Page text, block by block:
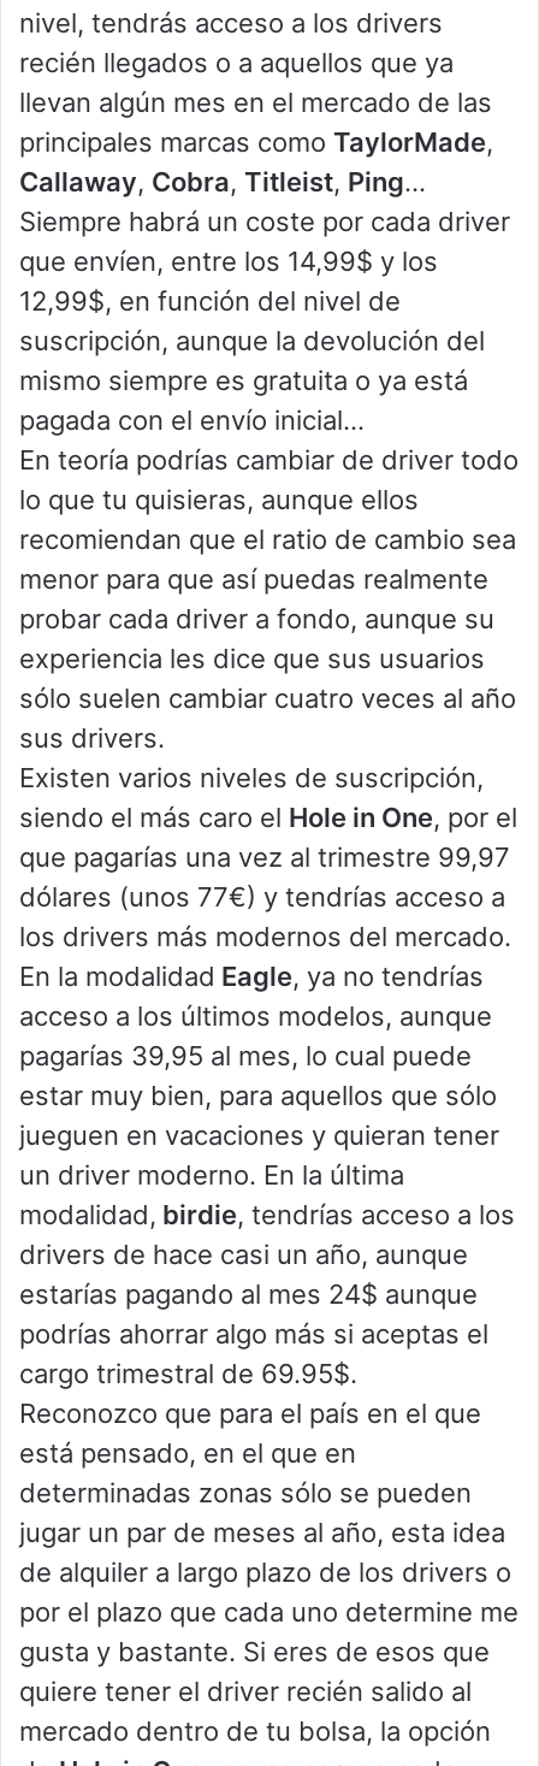
nivel, tendrás acceso a los drivers
recién llegados o a aquellos que ya
llevan algún mes en el mercado de las
principales marcas como TaylorMade,
Callaway, Cobra, Titleist, Ping…
Siempre habrá un coste por cada driver
que envíen, entre los 14,99$ y los
12,99$, en función del nivel de
suscripción, aunque la devolución del
mismo siempre es gratuita o ya está
pagada con el envío inicial…
En teoría podrías cambiar de driver todo
lo que tu quisieras, aunque ellos
recomiendan que el ratio de cambio sea
menor para que así puedas realmente
probar cada driver a fondo, aunque su
experiencia les dice que sus usuarios
sólo suelen cambiar cuatro veces al año
sus drivers.
Existen varios niveles de suscripción,
siendo el más caro el Hole in One, por el
que pagarías una vez al trimestre 99,97
dólares (unos 77€) y tendrías acceso a
los drivers más modernos del mercado.
En la modalidad Eagle, ya no tendrías
acceso a los últimos modelos, aunque
pagarías 39,95 al mes, lo cual puede
estar muy bien, para aquellos que sólo
jueguen en vacaciones y quieran tener
un driver moderno. En la última
modalidad, birdie, tendrías acceso a los
drivers de hace casi un año, aunque
estarías pagando al mes 24$ aunque
podrías ahorrar algo más si aceptas el
cargo trimestral de 69.95$.
Reconozco que para el país en el que
está pensado, en el que en
determinadas zonas sólo se pueden
jugar un par de meses al año, esta idea
de alquiler a largo plazo de los drivers o
por el plazo que cada uno determine me
gusta y bastante. Si eres de esos que
quiere tener el driver recién salido al
mercado dentro de tu bolsa, la opción